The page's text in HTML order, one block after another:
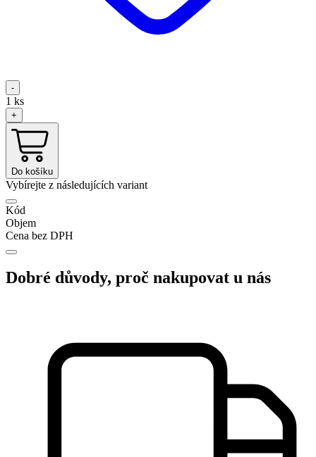
-
1 ks
+
Do košíku
Vybírejte z následujících variant
Kód
Objem
Cena bez DPH
Dobré důvody, proč nakupovat u nás